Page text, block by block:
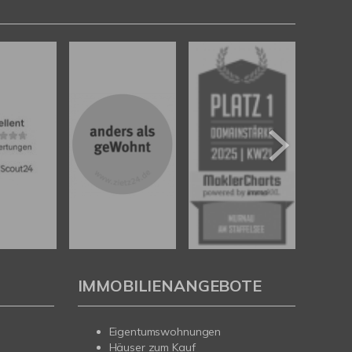
IMMOBILIENANGEBOTE
Eigentumswohnungen
Häuser zum Kauf